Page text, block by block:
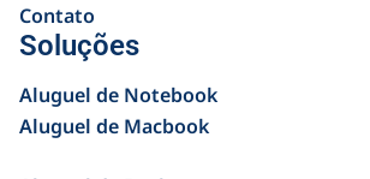
Contato
Soluções
Aluguel de Notebook
Aluguel de Macbook